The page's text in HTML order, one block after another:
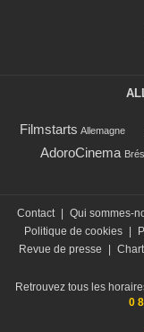
Filmstarts Allemagne
AdoroCinema
Contact Qui sommes-
Politique de cookies
Revue de presse
Retrouvez tous les
0